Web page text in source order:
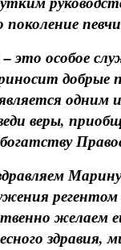
поколение
это особое
добрые
одним
веры,
Марину
желаем
здравия,